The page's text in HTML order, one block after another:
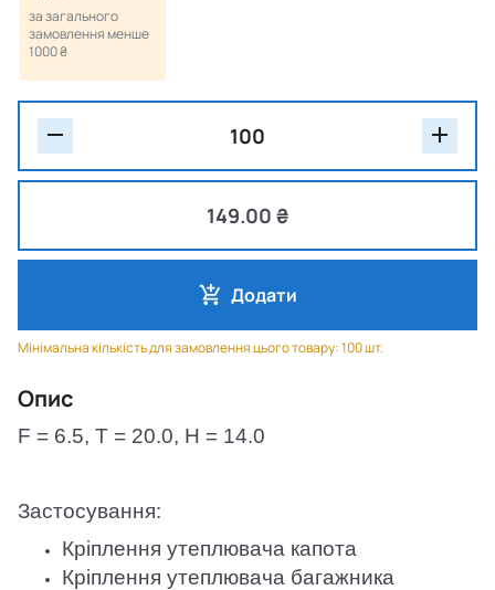
за загального
замовлення менше
1000 ₴
149.00 ₴
Додати
Мінімальна кількість для замовлення цього товару: 100 шт.
Опис
F = 6.5, T = 20.0, H = 14.0
Застосування:
Кріплення утеплювача капота
Кріплення утеплювача багажника